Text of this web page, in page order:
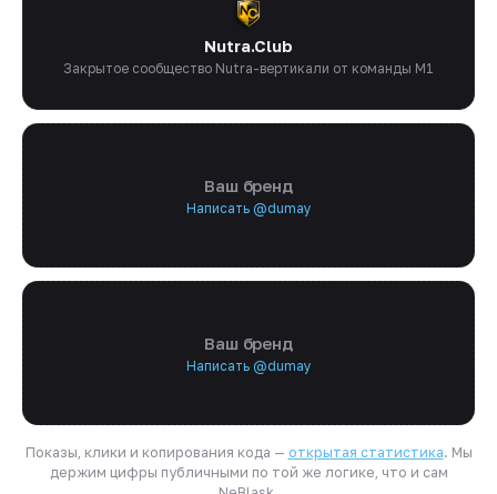
Nutra.Club
Закрытое сообщество Nutra-вертикали от команды M1
Ваш бренд
Написать @dumay
Ваш бренд
Написать @dumay
Показы, клики и копирования кода — открытая статистика. Мы
держим цифры публичными по той же логике, что и сам